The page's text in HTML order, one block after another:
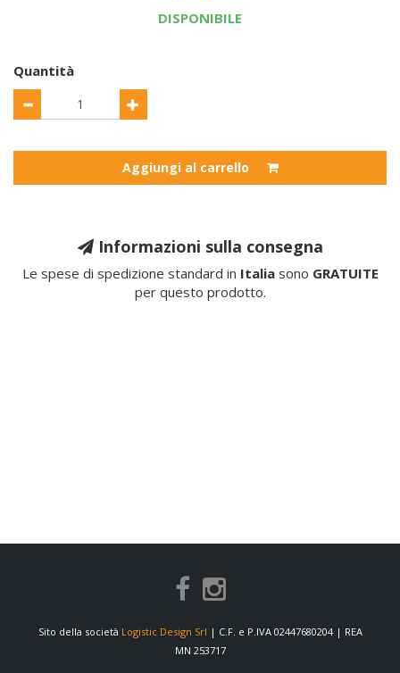
DISPONIBILE
Quantità
Aggiungi al carrello
Informazioni sulla consegna
Le spese di spedizione standard in Italiasono GRATUITE
per questo prodotto.
Sito della società Logistic Design Srl | C.F. e P.IVA 02447680204 | REA
MN 253717